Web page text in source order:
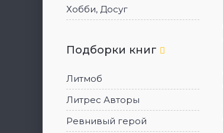
Хобби, Досуг
Подборки книг
Литмоб
Литрес Авторы
Ревнивый герой